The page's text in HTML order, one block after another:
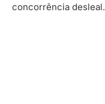
concorrência desleal.